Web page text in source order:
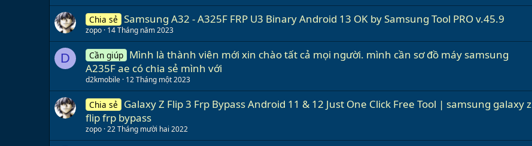
Chia sẻ Samsung A32 - A325F FRP U3 Binary Android 13 OK by Samsung Tool PRO v.45.9
zopo 14 Tháng năm 2023
D Cần giúp Mình là thành viên mới xin chào tất cả mọi người. mình cần sơ đồ máy samsung
A235F ae có chia sẻ mình với
d2kmobile 12 Tháng một 2023
Chia sẻ
Galaxy Z Flip 3 Frp Bypass Android 11 & 12 Just One Click Free Tool | samsung galaxy z
flip frp bypass
zopo 22 Tháng mười hai 2022